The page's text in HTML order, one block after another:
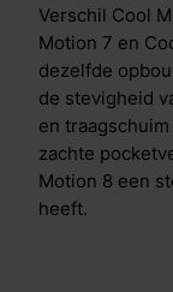
Verschil Cool
Motion 7 en
dezelfde
de stevigheid
en
zachte
Motion 8 een
heeft.